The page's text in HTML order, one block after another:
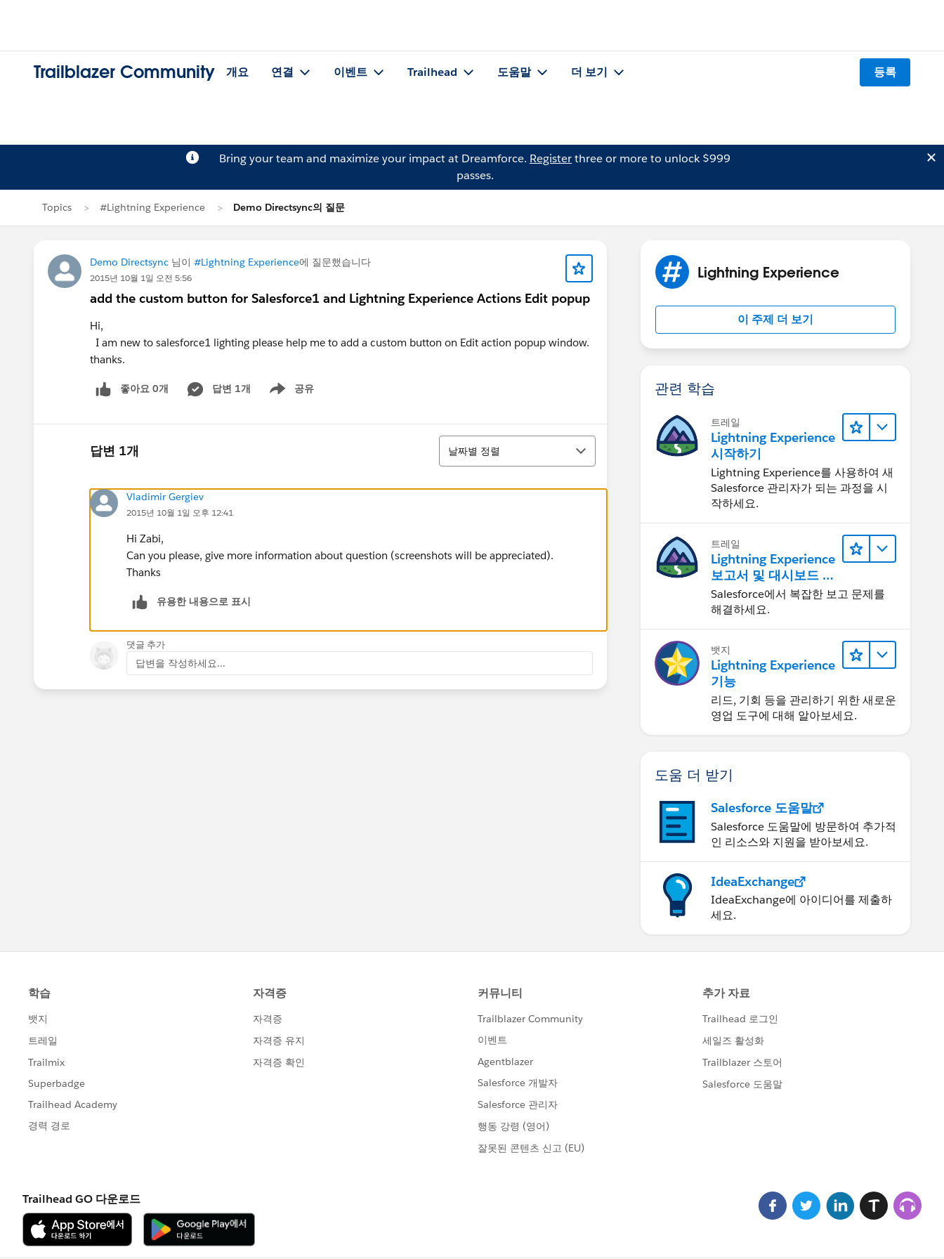
Trailblazer Community 개요 연결 이벤트 Trailhead 도움말 더 보기 등록
Bring your team and maximize your impact at Dreamforce. Registerthree or more to unlock $999
passes.
Topics #Lightning Experience Demo Directsync의 질문
Demo Directsync 님이 #Lightning Experience에 질문했습니다
2015년 10월 1일 오전 5:56
add the custom button for Salesforce1 and Lightning Experience Actions Edit popup
Hi,
I am new to salesforce1 lighting please help me to add a custom button on Edit action popup window.
thanks.
좋아요 0개 답변 1개 공유
Show menu
답변 1개
정렬
날짜별 정렬
Vladimir Gergiev
2015년 10월 1일 오후 12:41
Hi Zabi,
Can you please, give more information about question (screenshots will be appreciated).
Thanks
유용한 내용으로 표시
댓글 추가
답변을 작성하세요...
Lightning Experience
이 주제 더 보기
관련 학습
트레일
Lightning Experience
시작하기
Lightning Experience를 사용하여 새
Salesforce 관리자가 되는 과정을 시
작하세요.
트레일
Lightning Experience
보고서 및 대시보드 살
펴보기
Salesforce에서 복잡한 보고 문제를
해결하세요.
뱃지
Lightning Experience
기능
리드, 기회 등을 관리하기 위한 새로운
영업 도구에 대해 알아보세요.
도움 더 받기
Salesforce 도움말
Salesforce 도움말에 방문하여 추가적
인 리소스와 지원을 받아보세요.
IdeaExchange
IdeaExchange에 아이디어를 제출하
세요.